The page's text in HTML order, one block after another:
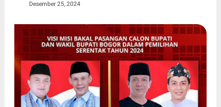
Desember 25, 2024